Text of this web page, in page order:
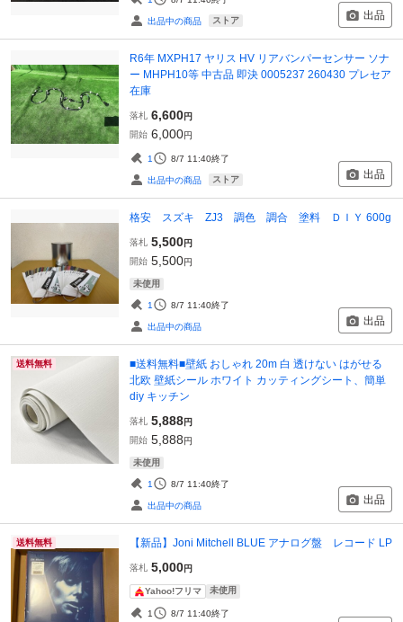
出品中の商品 ストア 出品
R6年 MXPH17 ヤリス HV リアバンパーセンサー ソナ
ー MHPH10等 中古品 即決 0005237 260430 プレセア
在庫
落札 6,600円
開始 6,000円
1 8/7 11:40終了
出品中の商品 ストア 出品
格安 スズキ ZJ3 調色 調合 塗料 ＤＩＹ 600g
落札 5,500円
開始 5,500円
未使用
1 8/7 11:40終了
出品中の商品 出品
送料無料
■送料無料■壁紙 おしゃれ 20m 白 透けない はがせる
北欧 壁紙シール ホワイト カッティングシート、簡単
diy キッチン
落札 5,888円
開始 5,888円
未使用
1 8/7 11:40終了
出品中の商品 出品
送料無料 【新品】Joni Mitchell BLUE アナログ盤 レコード LP
落札 5,000円
Yahoo!フリマ 未使用
1 8/7 11:40終了